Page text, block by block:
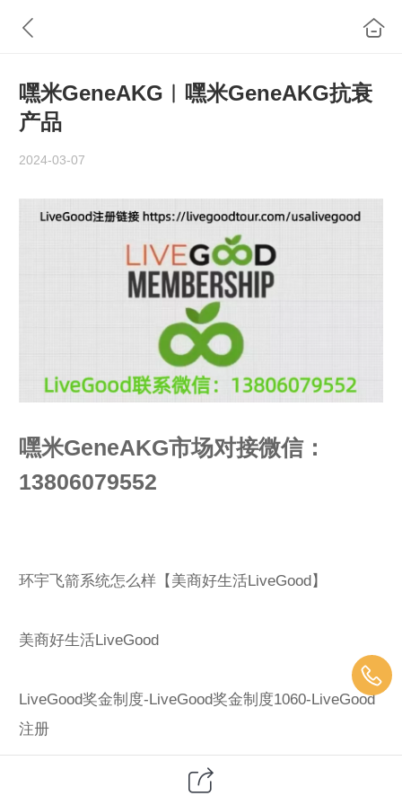
嘿米GeneAKG︱嘿米GeneAKG抗衰
产品
2024-03-07
嘿米GeneAKG市场对接微信：
13806079552
环宇飞箭系统怎么样【美商好生活LiveGood】
美商好生活LiveGood
LiveGood奖金制度-LiveGood奖金制度1060-LiveGood
注册
美商好生活LiveGood官网